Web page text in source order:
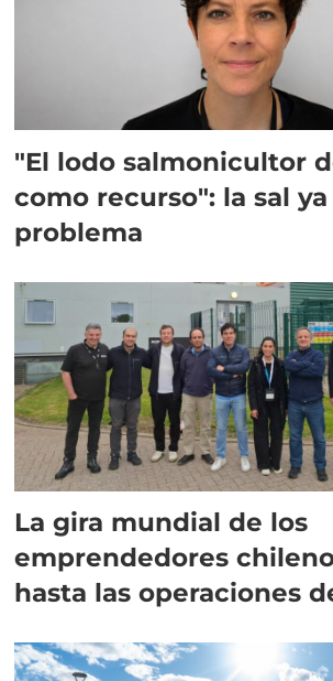
"El lodo salmonicultor
como recurso": la sal
problema
La gira mundial de los
emprendedores
hasta las operaciones